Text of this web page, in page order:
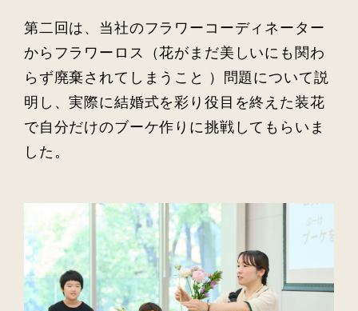
第二回は、当社のフラワーコーディネーター
からフラワーロス（花がまだ美しいにも関わ
らず廃棄されてしまうこと ）問題について説
明し、実際に結婚式を彩り役目を終えた装花
で自分だけのブーケ作りに挑戦してもらいま
した。